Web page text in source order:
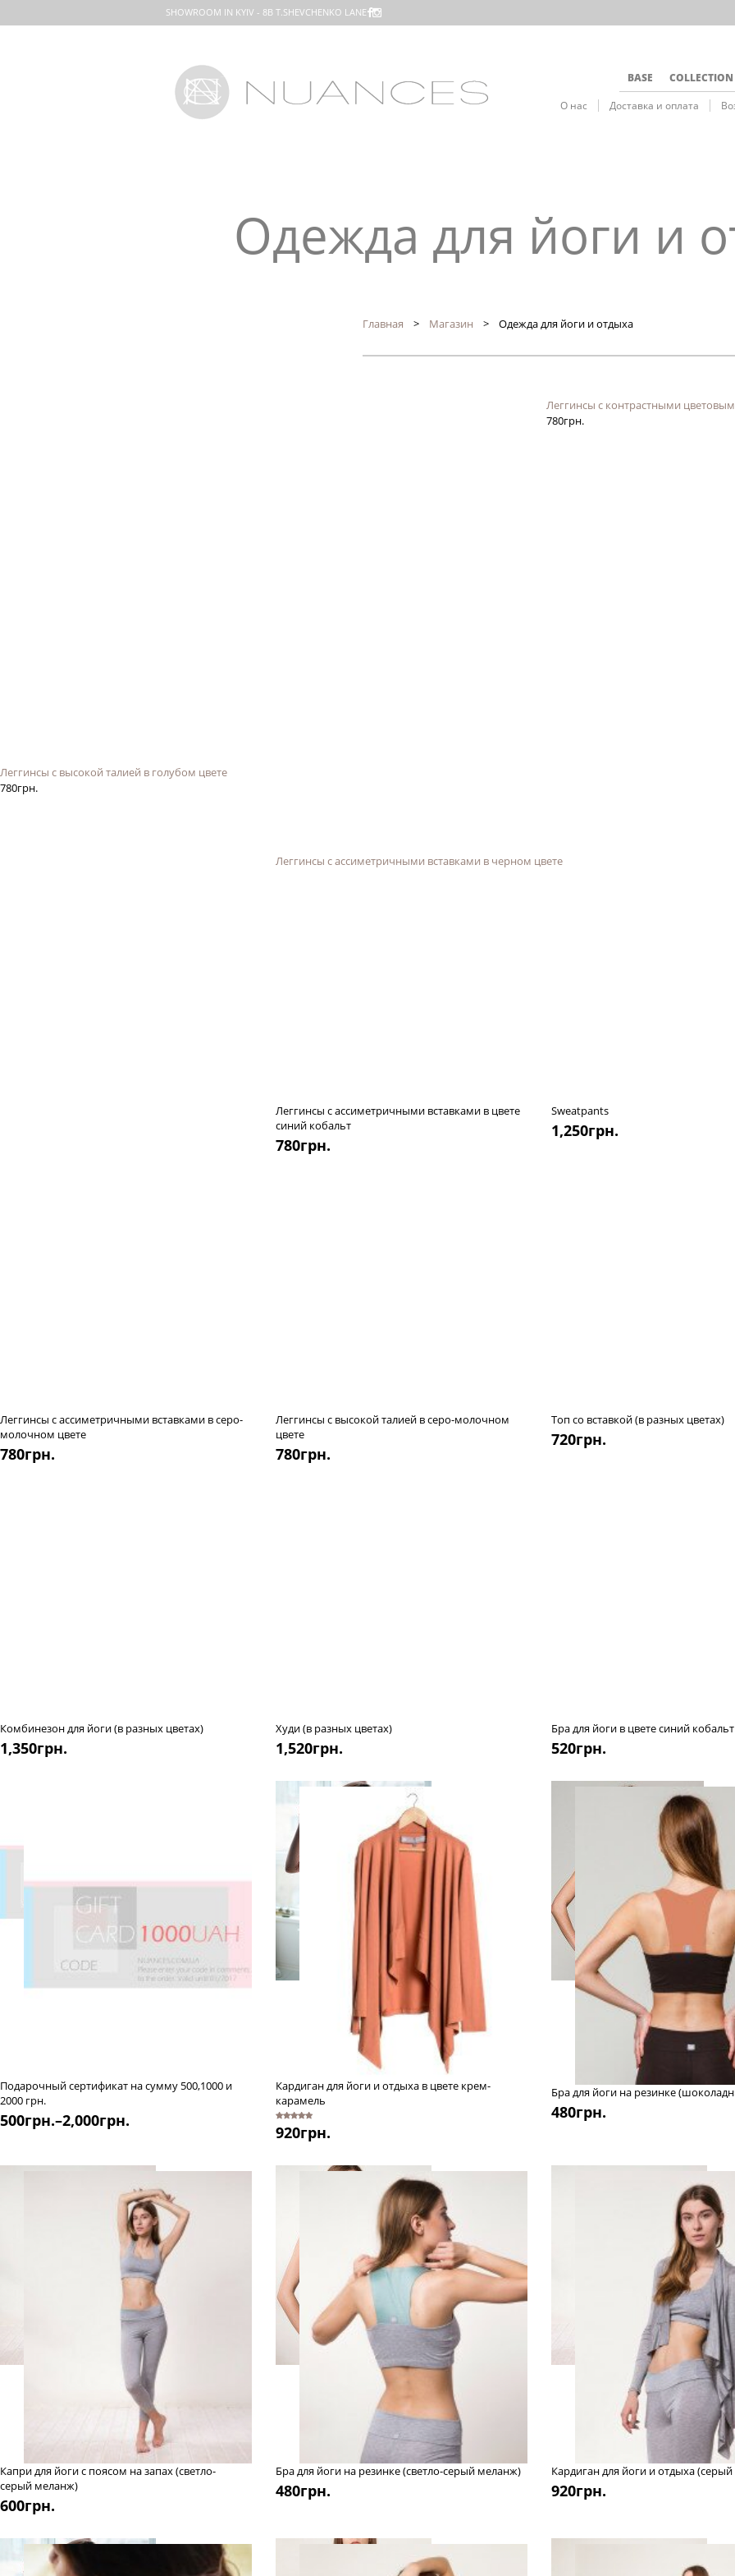
SHOWROOM IN KYIV - 8B T.SHEVCHENKO LANE
BASE COLLECTION
О нас
Доставка и оплата
Одежда для йоги и
Главная > Магазин > Одежда для йоги и отдыха
Леггинсы с контрастными
780грн.
Леггинсы с высокой талией в голубом цвете
780грн.
Леггинсы с ассиметричными вставками в черном цвете
Леггинсы с ассиметричными вставками в цвете
синий кобальт
780грн.
Sweatpants
1,250грн.
Леггинсы с ассиметричными вставками в серо-
молочном цвете
780грн.
Леггинсы с высокой талией в серо-молочном
цвете
780грн.
Топ со вставкой (в разных цветах)
720грн.
Комбинезон для йоги (в разных цветах)
1,350грн.
Худи (в разных цветах)
1,520грн.
Бра для йоги в цвете синий кобальт
520грн.
Подарочный сертификат на сумму 500,1000 и
2000 грн.
500грн.–2,000грн.
Кардиган для йоги и отдыха в цвете крем-
карамель
5из 5
920грн.
Бра для йоги на резинке
480грн.
Капри для йоги с поясом на запах (светло-
серый меланж)
600грн.
Бра для йоги на резинке (светло-серый меланж)
480грн.
Кардиган для йоги и отдыха
920грн.